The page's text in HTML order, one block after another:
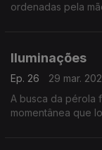
ordenadas pela
Iluminações
Ep. 26
29 mar.
A busca da pérola
momentânea que